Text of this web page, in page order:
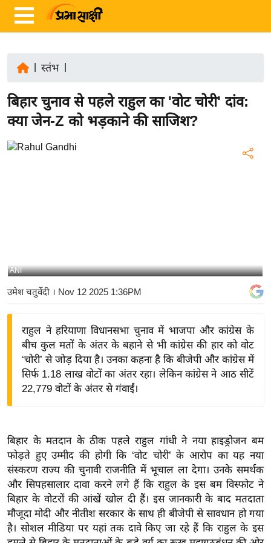
ज़ा
ख
र
ष्ट्री
य
बि
द्यो
ग
त
वि
शे
ष
ज्ञ
रा
स्तंभ
बिहार चुनाव से पहले राहुल का 'वोट चोरी' दांव:
क्या जेन-Z को भड़काने की साजिश?
ANI
उमेश चतुर्वेदी । Nov 12 2025 1:36PM
राहुल ने हरियाणा विधानसभा चुनाव में भाजपा और कांग्रेस के
बीच कुल मतों के अंतर के बहाने से भी कांग्रेस की हार को वोट
‘चोरी’ से जोड़ दिया है। उनका कहना है कि बीजेपी और कांग्रेस में
सिर्फ 1.18 लाख वोटों का अंतर रहा। लेकिन कांग्रेस ने आठ सीटें
22,779 वोटों के अंतर से गंवाईं।
बिहार के मतदान के ठीक पहले राहुल गांधी ने नया हाइड्रोजन बम
फोड़ते हुए उम्मीद की होगी कि ‘वोट चोरी’ के आरोप का यह नया
संस्करण राज्य की चुनावी राजनीति में भूचाल ला देगा। उनके समर्थक
और सिपहसालार दावा करने लगे हैं कि राहुल के इस बम विस्फोट ने
बिहार के वोटरों की आंखें खोल दी हैं। इस जानकारी के बाद मतदाता
मौजूदा मोदी और नीतीश सरकार के साथ ही बीजेपी से सावधान हो गया
है। सोशल मीडिया पर यहां तक दावे किए जा रहे हैं कि राहुल के इस